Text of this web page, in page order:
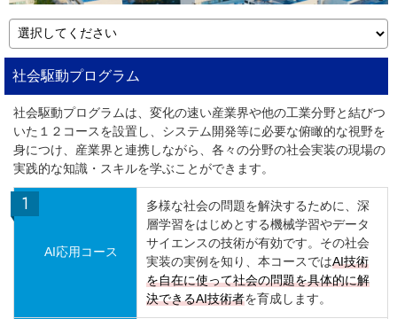
社会駆動プログラム
社会駆動プログラムは、変化の速い産業界や他の工業分野と結びつ
いた１２コースを設置し、システム開発等に必要な俯瞰的な視野を
身につけ、産業界と連携しながら、各々の分野の社会実装の現場の
実践的な知識・スキルを学ぶことができます。
AI応用コース
多様な社会の問題を解決するために、深
層学習をはじめとする機械学習やデータ
サイエンスの技術が有効です。その社会
実装の実例を知り、本コースではAI技術
を自在に使って社会の問題を具体的に解
決できるAI技術者を育成します。